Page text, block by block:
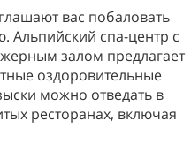
вас побаловать
Альпийский спа-центр с
залом предлагает
оздоровительные
можно отведать в
ресторанах, включая